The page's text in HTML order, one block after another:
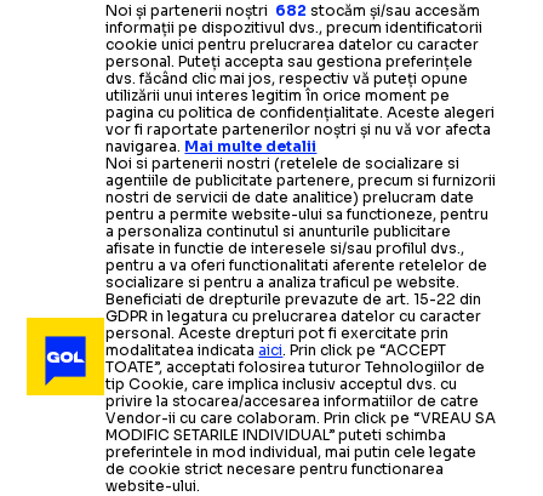
Noi și partenerii noștri 682 stocăm și/sau accesăm
informații pe dispozitivul dvs., precum identificatorii
cookie unici pentru prelucrarea datelor cu caracter
personal. Puteți accepta sau gestiona preferințele
dvs. făcând clic mai jos, respectiv vă puteți opune
utilizării unui interes legitim în orice moment pe
pagina cu politica de confidențialitate. Aceste alegeri
vor fi raportate partenerilor noștri și nu vă vor afecta
navigarea. Mai multe detalii
Noi si partenerii nostri (retelele de socializare si
agentiile de publicitate partenere, precum si furnizorii
nostri de servicii de date analitice) prelucram date
pentru a permite website-ului sa functioneze, pentru
a personaliza continutul si anunturile publicitare
afisate in functie de interesele si/sau profilul dvs.,
pentru a va oferi functionalitati aferente retelelor de
socializare si pentru a analiza traficul pe website.
Beneficiati de drepturile prevazute de art. 15-22 din
GDPR in legatura cu prelucrarea datelor cu caracter
personal. Aceste drepturi pot fi exercitate prin
modalitatea indicataaici. Prin click pe “ACCEPT
TOATE”, acceptati folosirea tuturor Tehnologiilor de
tip Cookie, care implica inclusiv acceptul dvs. cu
privire la stocarea/accesarea informatiilor de catre
Vendor-ii cu care colaboram. Prin click pe “VREAU SA
MODIFIC SETARILE INDIVIDUAL” puteti schimba
preferintele in mod individual, mai putin cele legate
de cookie strict necesare pentru functionarea
website-ului.